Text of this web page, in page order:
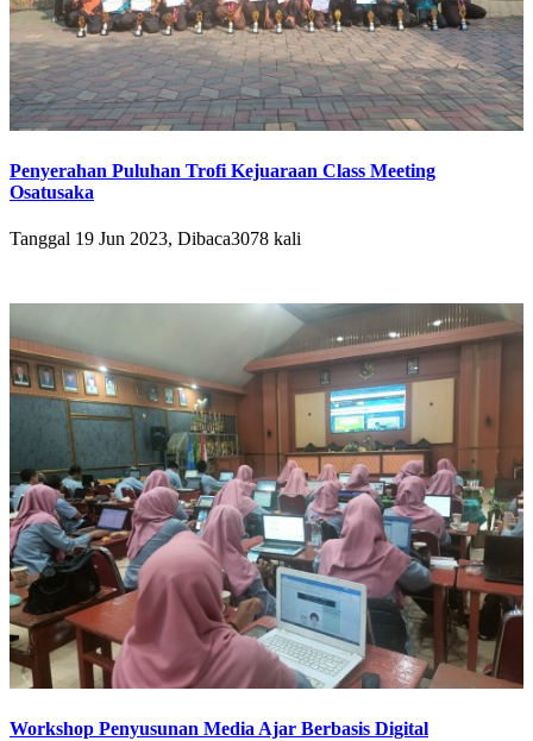
Penyerahan Puluhan Trofi Kejuaraan Class Meeting
Osatusaka
Tanggal 19 Jun 2023, Dibaca3078 kali
Workshop Penyusunan Media Ajar Berbasis Digital